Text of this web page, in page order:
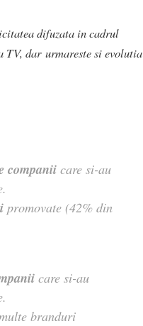
difuzata in cadrul
dar urmareste si evolutia
companii care si-au
promovate (42% din
care si-au
branduri